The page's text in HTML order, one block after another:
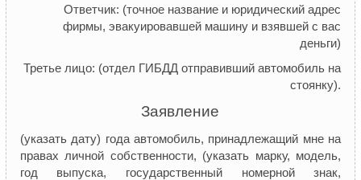
Ответчик: (точное название и юридический адрес
фирмы, эвакуировавшей машину и взявшей с вас
деньги)
Третье лицо: (отдел ГИБДД отправивший автомобиль на
стоянку).
Заявление
(указать дату) года автомобиль, принадлежащий мне на
правах личной собственности, (указать марку, модель,
год выпуска, государственный номерной знак,